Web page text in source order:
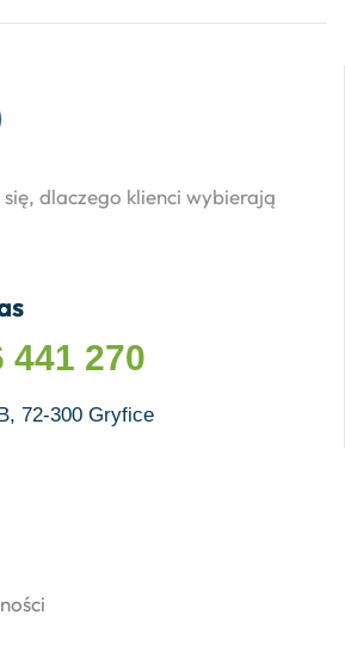
dlaczego klienci wybierają
441 270
72-300 Gryfice